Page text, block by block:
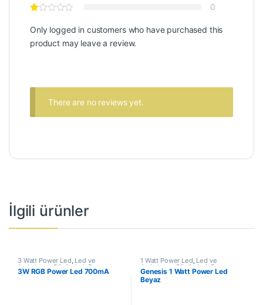
0
Only logged in customers who have purchased this
product may leave a review.
There are no reviews yet.
İlgili ürünler
3 Watt Power Led, Led ve
Aydınlatma Çözümleri,Power
Ledler
3W RGB Power Led 700mA
1 Watt Power Led, Led ve
Aydınlatma Çözümleri Power
Ledler,SMD Ledler
Genesis 1 Watt Power Led
Beyaz